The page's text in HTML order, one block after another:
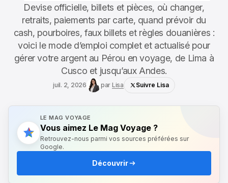
Devise officielle, billets et pièces, où changer,
retraits, paiements par carte, quand prévoir du
cash, pourboires, faux billets et règles douanières :
voici le mode d’emploi complet et actualisé pour
gérer votre argent au Pérou en voyage, de Lima à
Cusco et jusqu’aux Andes.
juil. 2, 2026 par Lisa Suivre Lisa
LE MAG VOYAGE
Vous aimez Le Mag Voyage ?
Retrouvez-nous parmi vos sources préférées sur
Google.
Découvrir